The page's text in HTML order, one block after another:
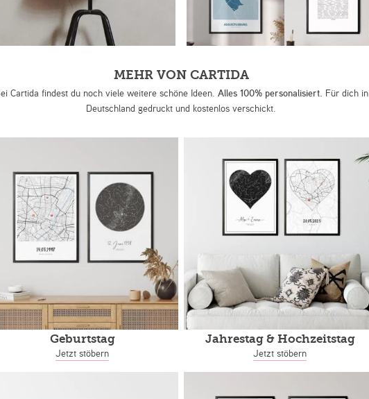
MEHR VON CARTIDA
Cartida findest du noch viele weitere schöne Ideen. Alles 100% personalisiert. Für dich in
Deutschland gedruckt und kostenlos verschickt.
Geburtstag
Jetzt stöbern
Jahrestag& Hochzeitstag
Jetzt stöbern